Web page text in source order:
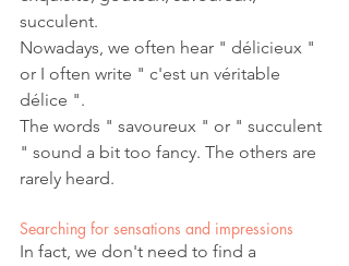
succulent.
Nowadays, we often hear " délicieux "
or I often write " c'est un véritable
délice ".
The words " savoureux " or " succulent
" sound a bit too fancy. The others are
rarely heard.
Searching for sensations and impressions
In fact, we don't need to find a